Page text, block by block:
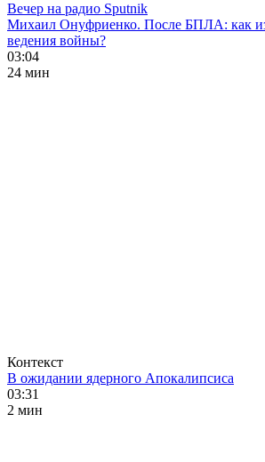
Вечер на радио Sputnik
Михаил Онуфриенко. После БПЛА: как
ведения войны?
03:04
24 мин
Контекст
В ожидании ядерного Апокалипсиса
03:31
2 мин